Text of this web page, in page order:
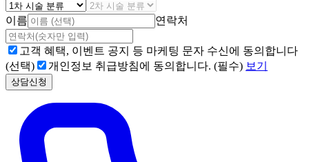
이름 연락처
고객 혜택, 이벤트 공지 등 마케팅 문자 수신에 동의합니다
(선택)
개인정보 취급방침에 동의합니다. (필수) 보기
상담신청